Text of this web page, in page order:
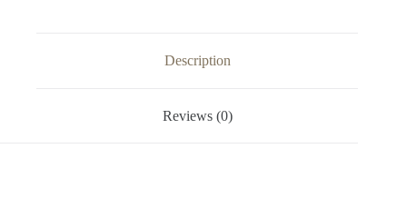
Description
Reviews (0)